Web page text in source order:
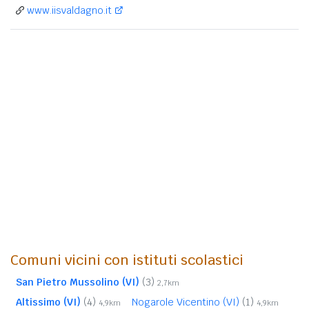
www.iisvaldagno.it
Comuni vicini con istituti scolastici
San Pietro Mussolino (VI) (3) 2,7km
Altissimo (VI) (4) 4,9km Nogarole Vicentino (VI) (1) 4,9km